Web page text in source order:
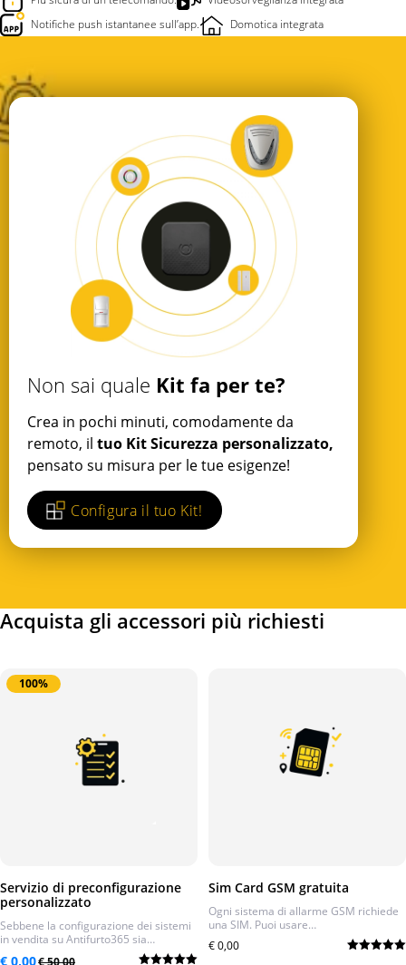
Notifiche push istantanee sull’app.
Domotica integrata
Non sai quale Kit fa per te?
Crea in pochi minuti, comodamente da
remoto, il tuo Kit Sicurezza personalizzato,
pensato su misura per le tue esigenze!
Configura il tuo Kit!
Acquista gli accessori più richiesti
100%
Servizio di preconfigurazione
personalizzato
Sebbene la configurazione dei sistemi
in vendita su Antifurto365 sia…
Il
€ 0,00
Il
Sim Card GSM gratuita
Ogni sistema di allarme GSM richiede
una SIM. Puoi usare…
€0,00